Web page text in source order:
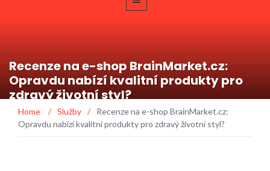
Recenze na e-shop BrainMarket.cz:
Opravdu nabízí kvalitní produkty pro
zdravý životní styl?
Home / Služby /
Recenze na e-shop BrainMarket.cz:
Opravdu nabízí kvalitní produkty pro zdravý životní styl?